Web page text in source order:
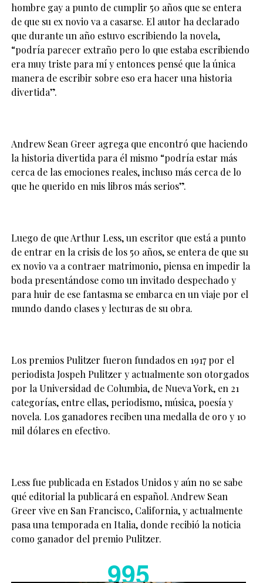
hombre gay a punto de cumplir 50 años que se entera
de que su ex novio va a casarse. El autor ha declarado
que durante un año estuvo escribiendo la novela,
“podría parecer extraño pero lo que estaba escribiendo
era muy triste para mí y entonces pensé que la única
manera de escribir sobre eso era hacer una historia
divertida”.
Andrew Sean Greer agrega que encontró que haciendo
la historia divertida para él mismo “podría estar más
cerca de las emociones reales, incluso más cerca de lo
que he querido en mis libros más serios”.
Luego de que Arthur Less, un escritor que está a punto
de entrar en la crisis de los 50 años, se entera de que su
ex novio va a contraer matrimonio, piensa en impedir la
boda presentándose como un invitado despechado y
para huir de ese fantasma se embarca en un viaje por el
mundo dando clases y lecturas de su obra.
Los premios Pulitzer fueron fundados en 1917 por el
periodista Jospeh Pulitzer y actualmente son otorgados
por la Universidad de Columbia, de Nueva York, en 21
categorías, entre ellas, periodismo, música, poesía y
novela. Los ganadores reciben una medalla de oro y 10
mil dólares en efectivo.
Less fue publicada en Estados Unidos y aún no se sabe
qué editorial la publicará en español. Andrew Sean
Greer vive en San Francisco, California, y actualmente
pasa una temporada en Italia, donde recibió la noticia
como ganador del premio Pulitzer.
995